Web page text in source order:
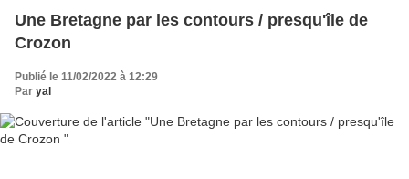
Une Bretagne par les contours / presqu'île de
Crozon
Publié le 11/02/2022 à 12:29
Par yal